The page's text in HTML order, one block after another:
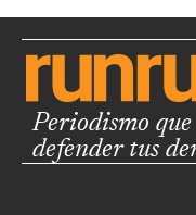
Periodismo
defender tus